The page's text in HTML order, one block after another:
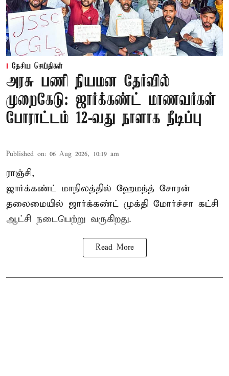
தேசிய செய்திகள்
அரசு பணி நியமன தேர்வில்
முறைகேடு: ஜார்க்கண்ட் மாணவர்கள்
போராட்டம் 12-வது நாளாக நீடிப்பு
Published on: 06 Aug 2026, 10:19 am
ராஞ்சி,
ஜார்க்கண்ட் மாநிலத்தில் ஹேமந்த் சோரன்
தலைமையில் ஜார்க்கண்ட் முக்தி மோர்ச்சா கட்சி
ஆட்சி நடைபெற்று வருகிறது.
Read More